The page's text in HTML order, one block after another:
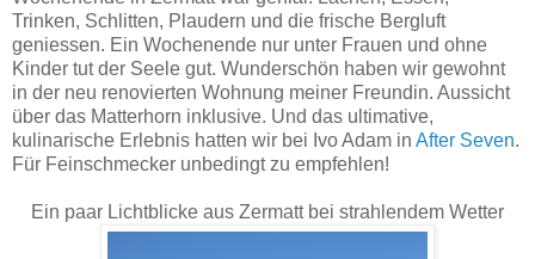
Trinken, Schlitten, Plaudern und die frische Bergluft
geniessen. Ein Wochenende nur unter Frauen und ohne
Kinder tut der Seele gut. Wunderschön haben wir gewohnt
in der neu renovierten Wohnung meiner Freundin. Aussicht
über das Matterhorn inklusive. Und das ultimative,
kulinarische Erlebnis hatten wir bei Ivo Adam in After Seven.
Für Feinschmecker unbedingt zu empfehlen!
Ein paar Lichtblicke aus Zermatt bei strahlendem Wetter